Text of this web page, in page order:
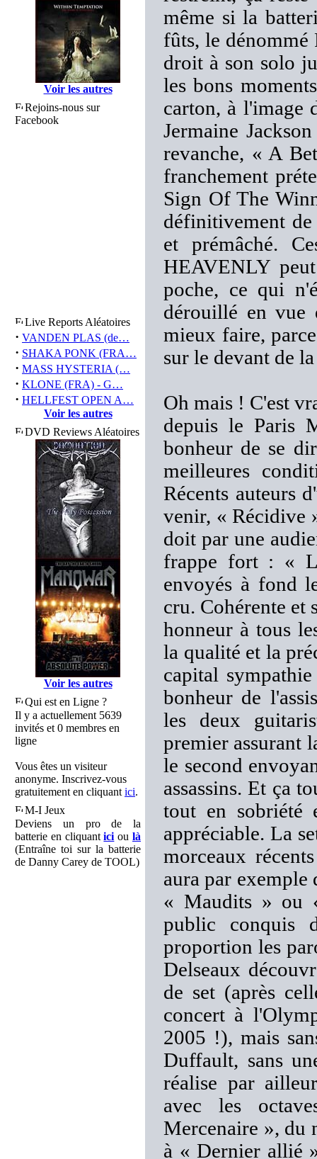
Voir les autres
Rejoins-nous sur
Facebook
Live Reports Aléatoires
· VANDEN PLAS (de…
· SHAKA PONK (FRA…
· MASS HYSTERIA (…
· KLONE (FRA) - G…
· HELLFEST OPEN A…
Voir les autres
DVD Reviews Aléatoires
Voir les autres
Qui est en Ligne ?
Il y a actuellement 5639
invités et 0 membres en
ligne
Vous êtes un visiteur
anonyme. Inscrivez-vous
gratuitement en cliquant ici.
M-I Jeux
Deviens un pro de la
batterie en cliquantici oulà
(Entraîne toi sur la batterie
de Danny Carey de TOOL)
même si la
fûts, le dénommé
droit à son solo
les bons
carton, à l'image
Jermaine
revanche, « A
franchement
Sign Of The
définitivement
et prémâché.
HEAVENLY
poche, ce qui
dérouillé en vue
mieux faire,
sur le devant de
Oh mais ! C'est
depuis le Paris
bonheur de se
meilleures
Récents auteurs
venir, « Récidive
doit par une
frappe fort : «
envoyés à fond
cru. Cohérente
honneur à tous
la qualité et la
capital
bonheur de
les deux
premier assurant
le second
assassins. Et ça
tout en sobriété
appréciable. La
morceaux
aura par
« Maudits » ou
public conquis
proportion les
Delseaux
de set (après
concert à
2005 !), mais
Duffault, sans
réalise par
avec les
Mercenaire », du
à « Dernier allié